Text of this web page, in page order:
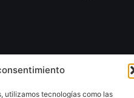
utilizamos tecnologías como las